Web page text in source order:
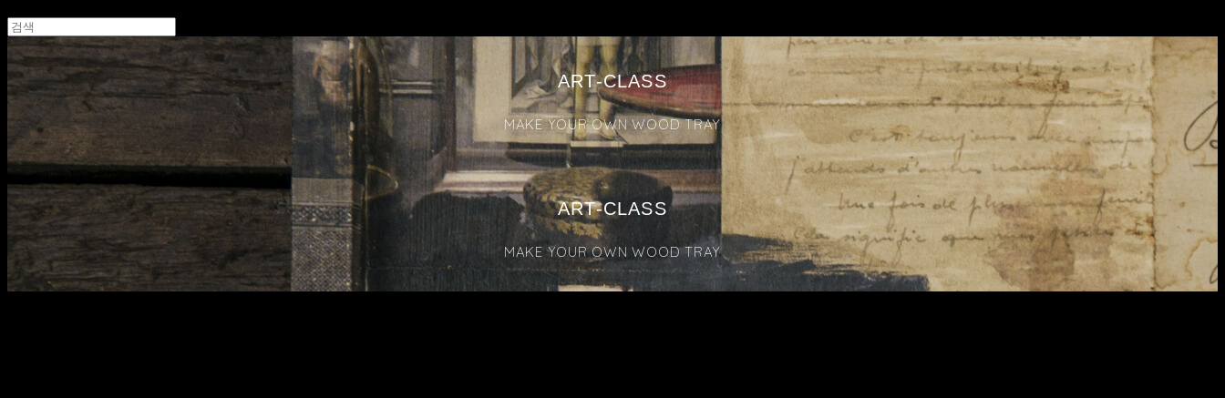
ART-CLASS
MAKE YOUR OWN WOOD TRAY
ART-CLASS
MAKE YOUR OWN WOOD TRAY